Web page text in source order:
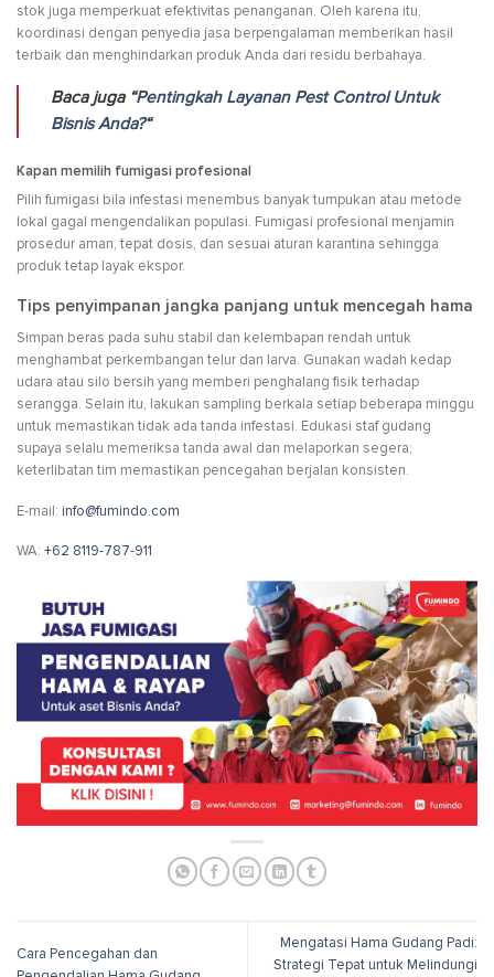
stok juga memperkuat efektivitas penanganan. Oleh karena itu,
koordinasi dengan penyedia jasa berpengalaman memberikan hasil
terbaik dan menghindarkan produk Anda dari residu berbahaya.
Baca juga “Pentingkah Layanan Pest Control Untuk
Bisnis Anda?“
Kapan memilih fumigasi profesional
Pilih fumigasi bila infestasi menembus banyak tumpukan atau metode
lokal gagal mengendalikan populasi. Fumigasi profesional menjamin
prosedur aman, tepat dosis, dan sesuai aturan karantina sehingga
produk tetap layak ekspor.
Tips penyimpanan jangka panjang untuk mencegah hama
Simpan beras pada suhu stabil dan kelembapan rendah untuk
menghambat perkembangan telur dan larva. Gunakan wadah kedap
udara atau silo bersih yang memberi penghalang fisik terhadap
serangga. Selain itu, lakukan sampling berkala setiap beberapa minggu
untuk memastikan tidak ada tanda infestasi. Edukasi staf gudang
supaya selalu memeriksa tanda awal dan melaporkan segera;
keterlibatan tim memastikan pencegahan berjalan konsisten.
E-mail: info@fumindo.com
WA: +62 8119-787-911
Cara Pencegahan dan
Mengatasi Hama Gudang Padi:
Strategi Tepat untuk Melindungi